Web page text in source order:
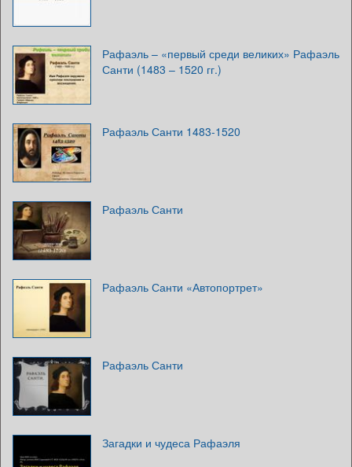
Рафаэль – «первый среди великих» Рафаэль
Санти (1483 – 1520 гг.)
Рафаэль Санти 1483-1520
Рафаэль Санти
Рафаэль Санти «Автопортрет»
Рафаэль Санти
Загадки и чудеса Рафаэля